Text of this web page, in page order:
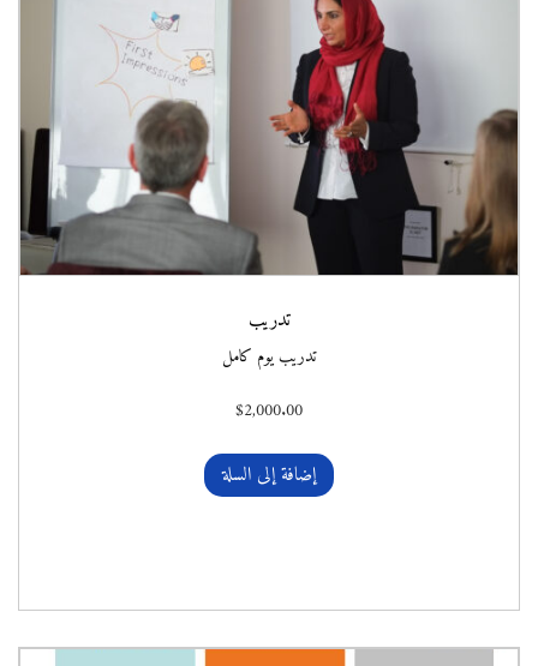
تدريب
تدريب يوم كامل
$2,000.00
إضافة إلى السلة